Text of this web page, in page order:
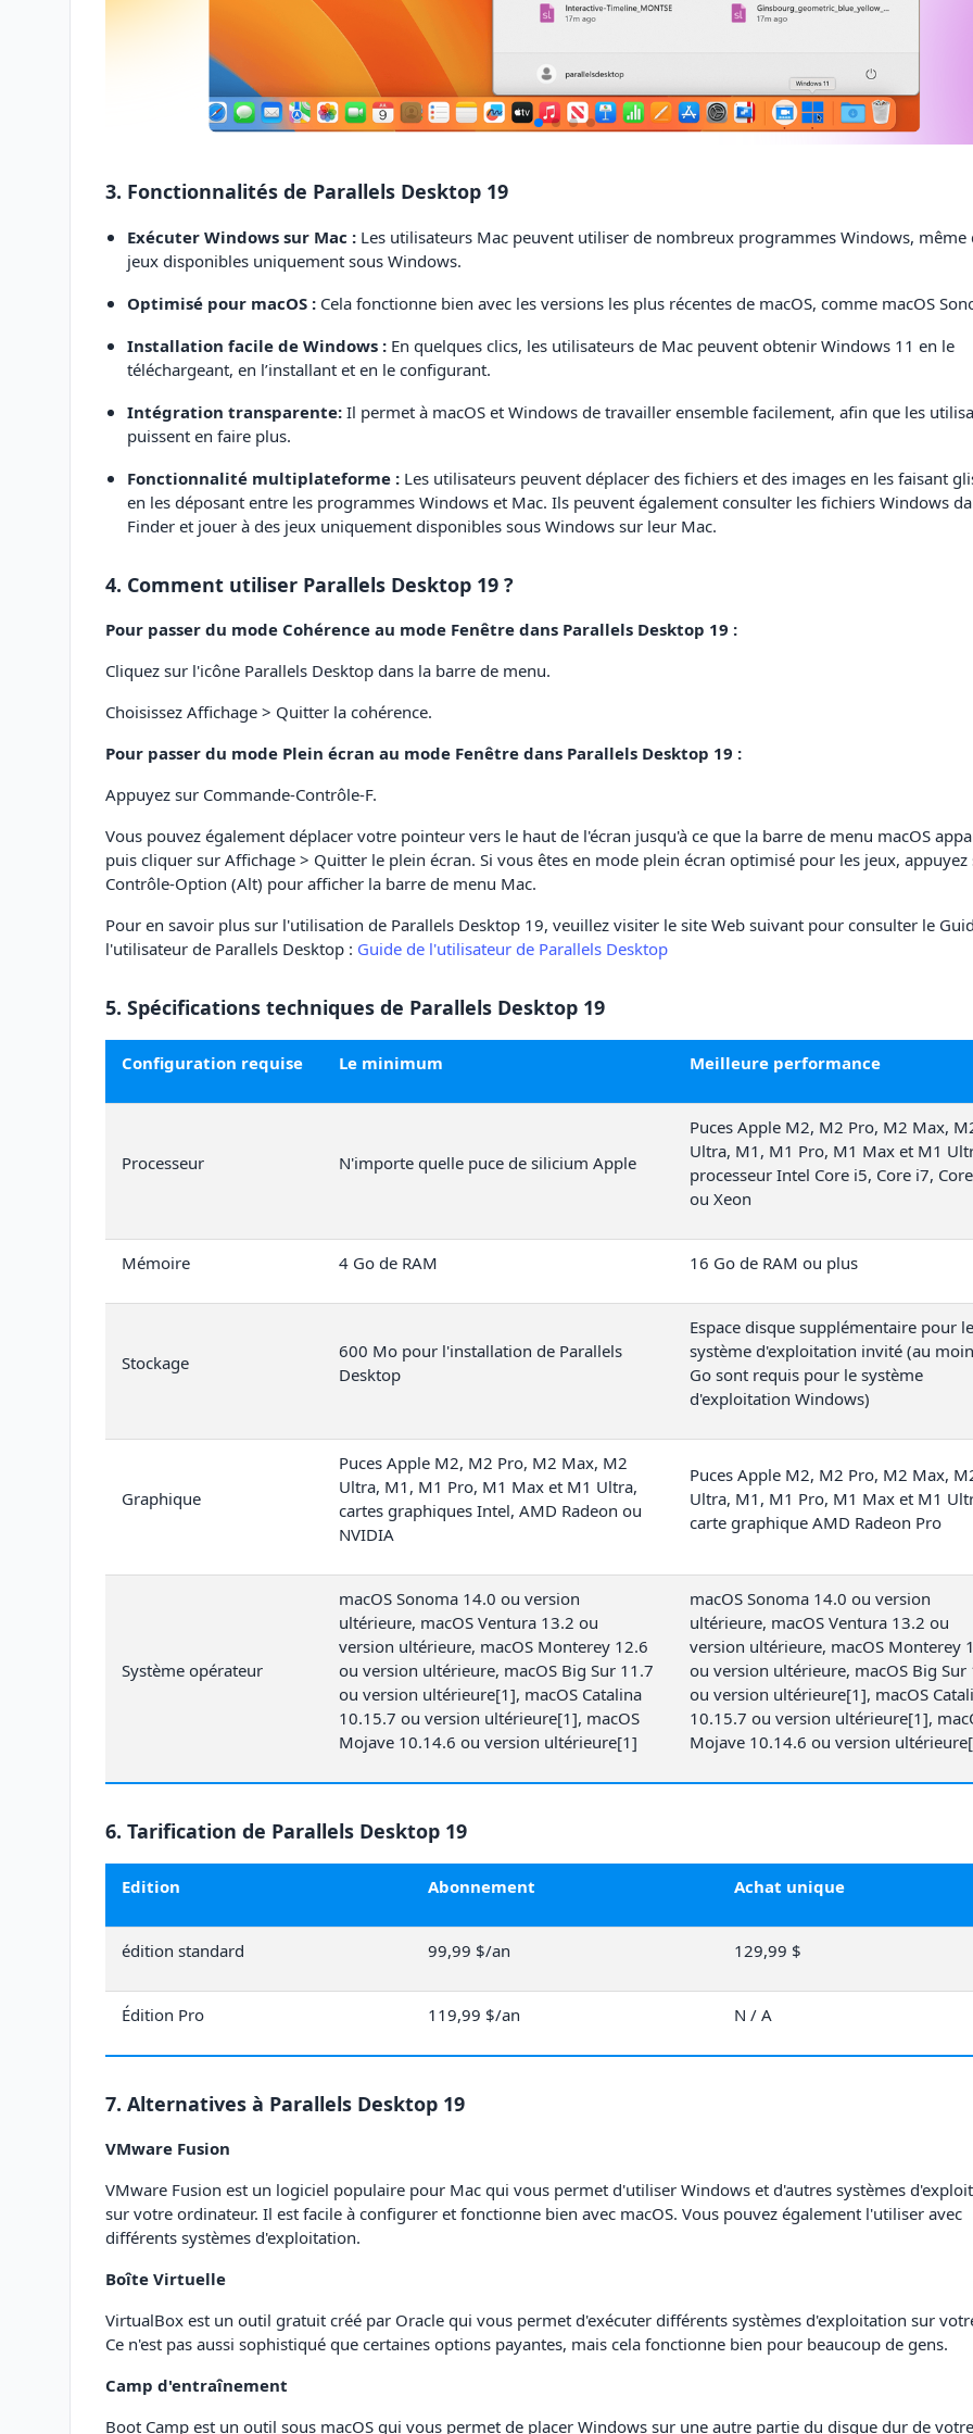
3. Fonctionnalités de Parallels Desktop 19
Exécuter Windows sur Mac : Les utilisateurs Mac peuvent utiliser de nombreux programmes Windows, même
jeux disponibles uniquement sous Windows.
Optimisé pour macOS : Cela fonctionne bien avec les versions les plus récentes de macOS, comme macOS
Installation facile de Windows : En quelques clics, les utilisateurs de Mac peuvent obtenir Windows 11 en le
téléchargeant, en l’installant et en le configurant.
Intégration transparente: Il permet à macOS et Windows de travailler ensemble facilement, afin que les
puissent en faire plus.
Fonctionnalité multiplateforme : Les utilisateurs peuvent déplacer des fichiers et des images en les faisant
en les déposant entre les programmes Windows et Mac. Ils peuvent également consulter les fichiers Windows
Finder et jouer à des jeux uniquement disponibles sous Windows sur leur Mac.
4. Comment utiliser Parallels Desktop 19 ?
Pour passer du mode Cohérence au mode Fenêtre dans Parallels Desktop 19 :
Cliquez sur l'icône Parallels Desktop dans la barre de menu.
Choisissez Affichage > Quitter la cohérence.
Pour passer du mode Plein écran au mode Fenêtre dans Parallels Desktop 19 :
Appuyez sur Commande-Contrôle-F.
Vous pouvez également déplacer votre pointeur vers le haut de l'écran jusqu'à ce que la barre de menu macOS
puis cliquer sur Affichage > Quitter le plein écran. Si vous êtes en mode plein écran optimisé pour les jeux, appuyez
Contrôle-Option (Alt) pour afficher la barre de menu Mac.
Pour en savoir plus sur l'utilisation de Parallels Desktop 19, veuillez visiter le site Web suivant pour consulter le
l'utilisateur de Parallels Desktop : Guide de l'utilisateur de Parallels Desktop
5. Spécifications techniques de Parallels Desktop 19
Configuration requise Le minimum Meilleure performance
Processeur N'importe quelle puce de silicium Apple
Puces Apple M2, M2 Pro, M2 Max,
Ultra, M1, M1 Pro, M1 Max et M1
processeur Intel Core i5, Core i7,
ou Xeon
Mémoire 4 Go de RAM 16 Go de RAM ou plus
Stockage
600 Mo pour l'installation de Parallels
Desktop
Espace disque supplémentaire pour le
système d'exploitation invité (au
Go sont requis pour le système
d'exploitation Windows)
Graphique
Puces Apple M2, M2 Pro, M2 Max, M2
Ultra, M1, M1 Pro, M1 Max et M1 Ultra,
cartes graphiques Intel, AMD Radeon ou
NVIDIA
Puces Apple M2, M2 Pro, M2 Max,
Ultra, M1, M1 Pro, M1 Max et M1
carte graphique AMD Radeon Pro
Système opérateur
macOS Sonoma 14.0 ou version
ultérieure, macOS Ventura 13.2 ou
version ultérieure, macOS Monterey 12.6
ou version ultérieure, macOS Big Sur 11.7
ou version ultérieure[1], macOS Catalina
10.15.7 ou version ultérieure[1], macOS
Mojave 10.14.6 ou version ultérieure[1]
macOS Sonoma 14.0 ou version
ultérieure, macOS Ventura 13.2 ou
version ultérieure, macOS Monterey
ou version ultérieure, macOS Big Sur
ou version ultérieure[1], macOS
10.15.7 ou version ultérieure[1],
Mojave 10.14.6 ou version
6. Tarification de Parallels Desktop 19
Edition Abonnement Achat unique
édition standard 99,99 $/an 129,99 $
Édition Pro 119,99 $/an N / A
7. Alternatives à Parallels Desktop 19
VMware Fusion
VMware Fusion est un logiciel populaire pour Mac qui vous permet d'utiliser Windows et d'autres systèmes
sur votre ordinateur. Il est facile à configurer et fonctionne bien avec macOS. Vous pouvez également l'utiliser avec
différents systèmes d'exploitation.
Boîte Virtuelle
VirtualBox est un outil gratuit créé par Oracle qui vous permet d'exécuter différents systèmes d'exploitation sur
Ce n'est pas aussi sophistiqué que certaines options payantes, mais cela fonctionne bien pour beaucoup de gens.
Camp d'entraînement
Boot Camp est un outil sous macOS qui vous permet de placer Windows sur une autre partie du disque dur de